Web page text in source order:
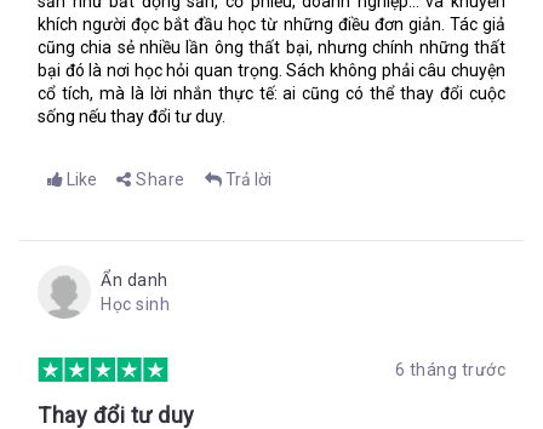
khích người đọc bắt đầu học từ những điều đơn giản. Tác giả
cũng chia sẻ nhiều lần ông thất bại, nhưng chính những thất
bại đó là nơi học hỏi quan trọng. Sách không phải câu chuyện
cổ tích, mà là lời nhắn thực tế: ai cũng có thể thay đổi cuộc
sống nếu thay đổi tư duy.
Like Share Trả lời
Ẩn danh
Học sinh
6 tháng trước
Thay đổi tư duy